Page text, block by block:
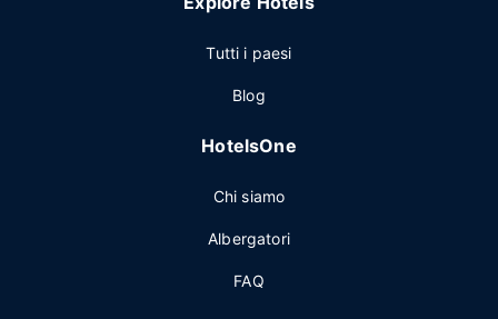
Tutti i paesi
Blog
HotelsOne
Chi siamo
Albergatori
FAQ